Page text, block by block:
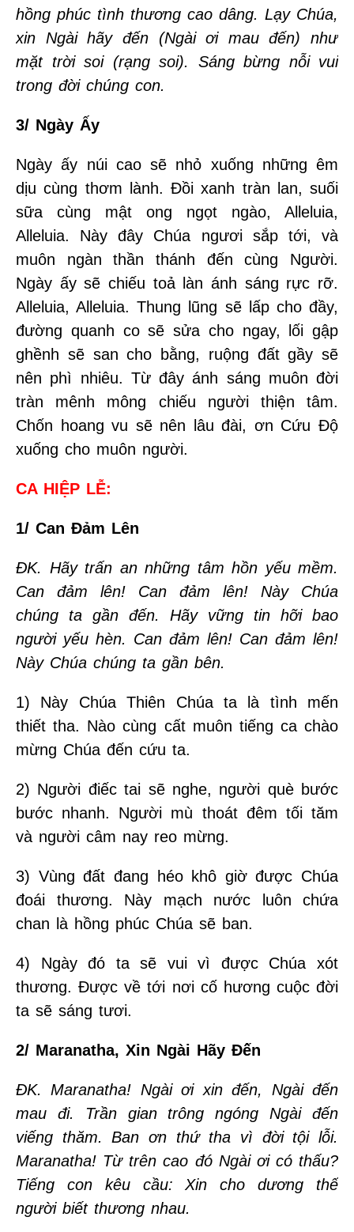
hồng phúc tình thương cao dâng. Lạy Chúa,
xin Ngài hãy đến (Ngài ơi mau đến) như
mặt trời soi (rạng soi). Sáng bừng nỗi vui
trong đời chúng con.
3/ Ngày Ấy
Ngày ấy núi cao sẽ nhỏ xuống những êm
dịu cùng thơm lành. Đồi xanh tràn lan, suối
sữa cùng mật ong ngọt ngào, Alleluia,
Alleluia. Này đây Chúa ngươi sắp tới, và
muôn ngàn thần thánh đến cùng Người.
Ngày ấy sẽ chiếu toả làn ánh sáng rực rỡ.
Alleluia, Alleluia. Thung lũng sẽ lấp cho đầy,
đường quanh co sẽ sửa cho ngay, lối gập
ghềnh sẽ san cho bằng, ruộng đất gầy sẽ
nên phì nhiêu. Từ đây ánh sáng muôn đời
tràn mênh mông chiếu người thiện tâm.
Chốn hoang vu sẽ nên lâu đài, ơn Cứu Độ
xuống cho muôn người.
CA HIỆP LỄ:
1/ Can Đảm Lên
ĐK. Hãy trấn an những tâm hồn yếu mềm.
Can đảm lên! Can đảm lên! Này Chúa
chúng ta gần đến. Hãy vững tin hỡi bao
người yếu hèn. Can đảm lên! Can đảm lên!
Này Chúa chúng ta gần bên.
1) Này Chúa Thiên Chúa ta là tình mến
thiết tha. Nào cùng cất muôn tiếng ca chào
mừng Chúa đến cứu ta.
2) Người điếc tai sẽ nghe, người què bước
bước nhanh. Người mù thoát đêm tối tăm
và người câm nay reo mừng.
3) Vùng đất đang héo khô giờ được Chúa
đoái thương. Này mạch nước luôn chứa
chan là hồng phúc Chúa sẽ ban.
4) Ngày đó ta sẽ vui vì được Chúa xót
thương. Được về tới nơi cố hương cuộc đời
ta sẽ sáng tươi.
2/ Maranatha, Xin Ngài Hãy Đến
ĐK. Maranatha! Ngài ơi xin đến, Ngài đến
mau đi. Trần gian trông ngóng Ngài đến
viếng thăm. Ban ơn thứ tha vì đời tội lỗi.
Maranatha! Từ trên cao đó Ngài ơi có thấu?
Tiếng con kêu cầu: Xin cho dương thế
người biết thương nhau.